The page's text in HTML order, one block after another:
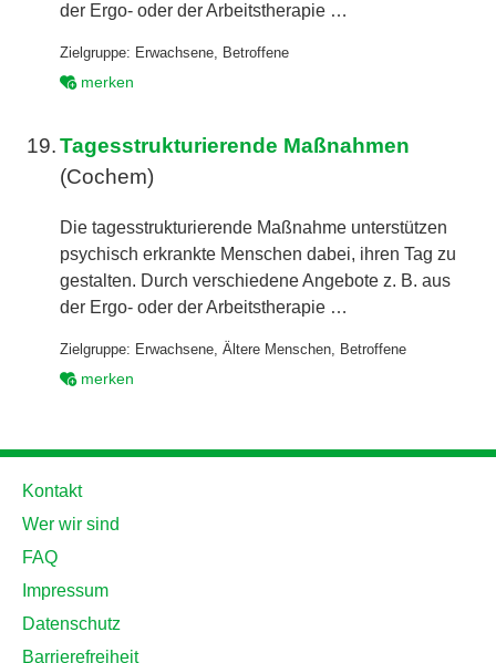
der Ergo- oder der Arbeitstherapie …
Zielgruppe: Erwachsene, Betroffene
merken
19. Tagesstrukturierende Maßnahmen
(Cochem)
Die tagesstrukturierende Maßnahme unterstützen
psychisch erkrankte Menschen dabei, ihren Tag zu
gestalten. Durch verschiedene Angebote z. B. aus
der Ergo- oder der Arbeitstherapie …
Zielgruppe: Erwachsene ,Ältere Menschen
Betroffene
merken
Kontakt
Wer wir sind
FAQ
Impressum
Datenschutz
Barrierefreiheit